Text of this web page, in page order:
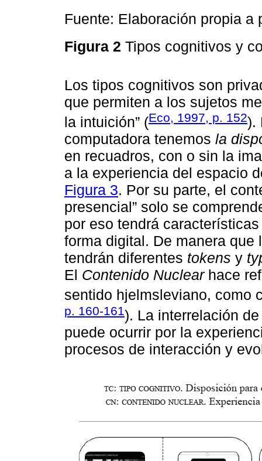
Fuente: Elaboración propia a
Figura 2 Tipos cognitivos y
Los tipos cognitivos son
que permiten a los sujetos
la intuición” (Eco, 1997, p. 152).
computadora tenemos la
en recuadros, con o sin la
a la experiencia del espacio
Figura 3. Por su parte, el
presencial” solo se
por eso tendrá
forma digital. De manera
tendrán diferentes tokens y
El Contenido Nuclearhace
sentido hjelmsleviano, como
p. 160-161). La interrelación
puede ocurrir por la
procesos de interacción y